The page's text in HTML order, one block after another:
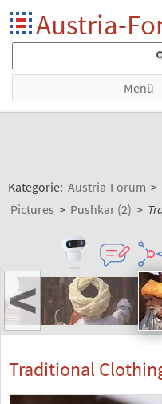
Austria-
Menü
Kategorie: Austria-Forum >
Pictures > Pushkar (2) >
<
Traditional